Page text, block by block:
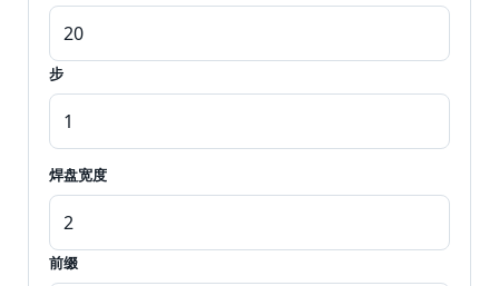
步
焊盘宽度
前缀